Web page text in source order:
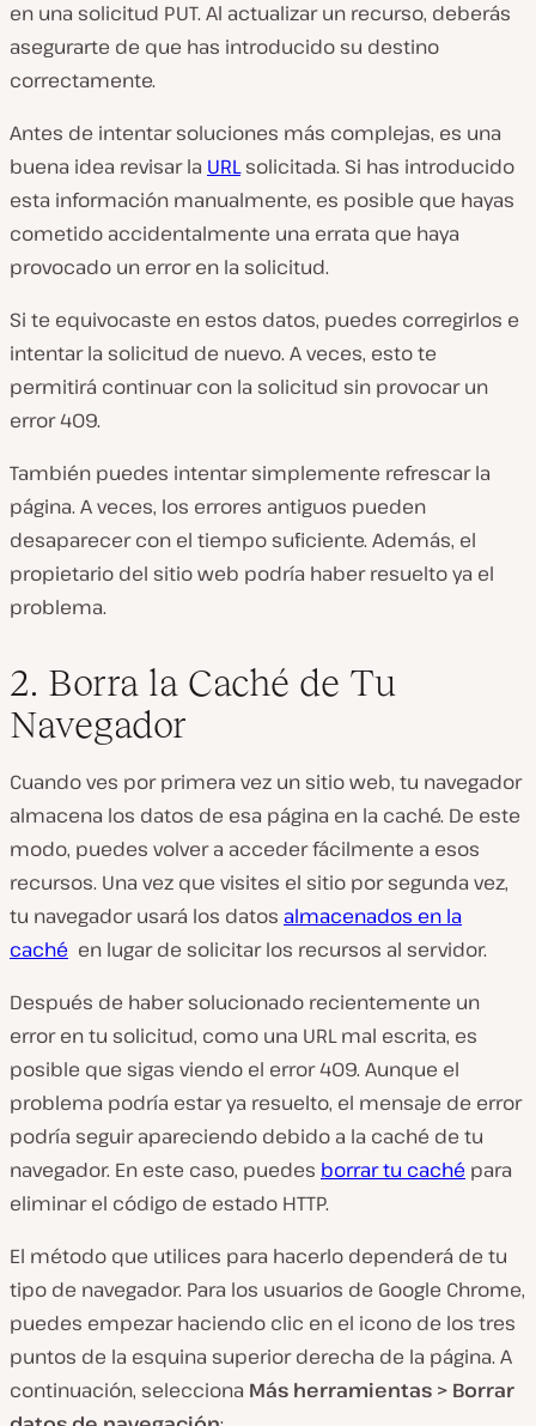
en una solicitud PUT. Al actualizar un recurso, deberás
asegurarte de que has introducido su destino
correctamente.
Antes de intentar soluciones más complejas, es una
buena idea revisar la URLsolicitada. Si has introducido
esta información manualmente, es posible que hayas
cometido accidentalmente una errata que haya
provocado un error en la solicitud.
Si te equivocaste en estos datos, puedes corregirlos e
intentar la solicitud de nuevo. A veces, esto te
permitirá continuar con la solicitud sin provocar un
error 409.
También puedes intentar simplemente refrescar la
página. A veces, los errores antiguos pueden
desaparecer con el tiempo suficiente. Además, el
propietario del sitio web podría haber resuelto ya el
problema.
2. Borra la Caché de Tu
Navegador
Cuando ves por primera vez un sitio web, tu navegador
almacena los datos de esa página en la caché. De este
modo, puedes volver a acceder fácilmente a esos
recursos. Una vez que visites el sitio por segunda vez,
tu navegador usará los datos almacenados en la
caché en lugar de solicitar los recursos al servidor.
Después de haber solucionado recientemente un
error en tu solicitud, como una URL mal escrita, es
posible que sigas viendo el error 409. Aunque el
problema podría estar ya resuelto, el mensaje de error
podría seguir apareciendo debido a la caché de tu
navegador. En este caso, puedes borrar tu caché para
eliminar el código de estado HTTP.
El método que utilices para hacerlo dependerá de tu
tipo de navegador. Para los usuarios de Google Chrome,
puedes empezar haciendo clic en el icono de los tres
puntos de la esquina superior derecha de la página. A
continuación, selecciona Más herramientas > Borrar